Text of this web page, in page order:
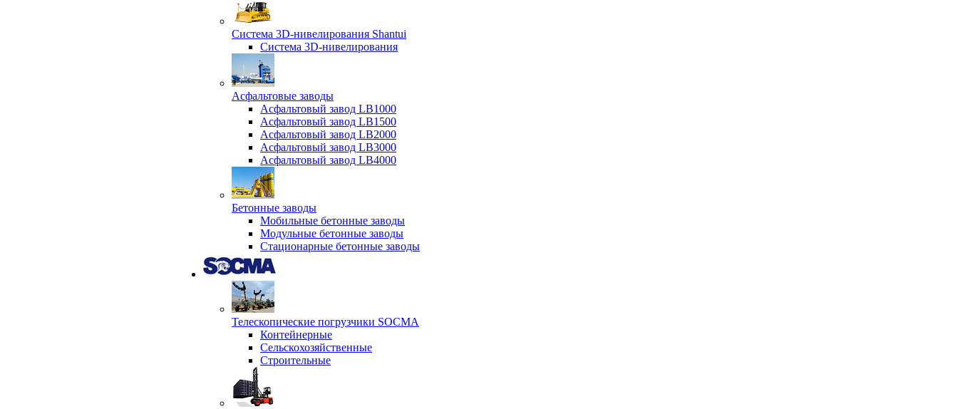
Система 3D-нивелирования Shantui
Система 3D-нивелирования
Асфальтовые заводы
Асфальтовый завод LB1000
Асфальтовый завод LB1500
Асфальтовый завод LB2000
Асфальтовый завод LB3000
Асфальтовый завод LB4000
Бетонные заводы
Мобильные бетонные заводы
Модульные бетонные заводы
Стационарные бетонные заводы
Телескопические погрузчики SOCMA
Контейнерные
Сельскохозяйственные
Строительные